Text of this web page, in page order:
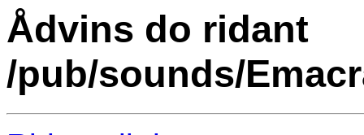
Ådvins do ridant
/pub/sounds/